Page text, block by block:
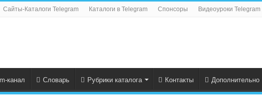
Сайты-Каталоги Telegram Каталоги в Telegram Спонсоры Видеоуроки Telegram
канал Словарь Рубрики каталога Контакты Дополнительно